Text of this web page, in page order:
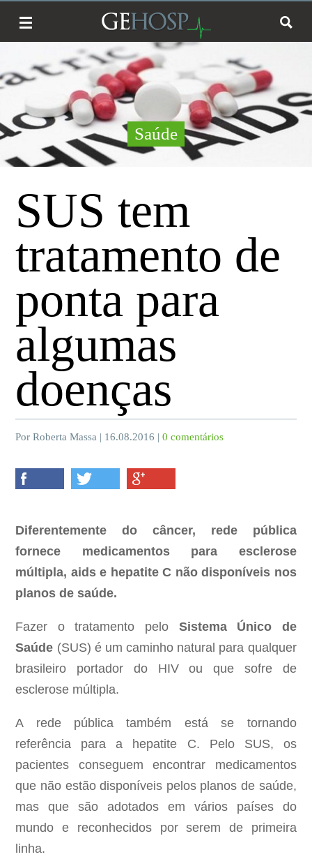
Saúde
SUS tem
tratamento de
ponta para
algumas
doenças
Por Roberta Massa | 16.08.2016 |0 comentários
Diferentemente do câncer, rede pública
fornece medicamentos para esclerose
múltipla, aids e hepatite C não disponíveis nos
planos de saúde.
Fazer o tratamento pelo Sistema Único de
Saúde (SUS) é um caminho natural para qualquer
brasileiro portador do HIV ou que sofre de
esclerose múltipla.
A rede pública também está se tornando
referência para a hepatite C. Pelo SUS, os
pacientes conseguem encontrar medicamentos
que não estão disponíveis pelos planos de saúde,
mas que são adotados em vários países do
mundo e reconhecidos por serem de primeira
linha.